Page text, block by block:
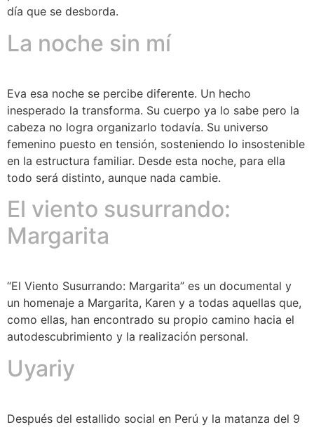
día que se desborda.
La noche sin mí
Eva esa noche se percibe diferente. Un hecho
inesperado la transforma. Su cuerpo ya lo sabe pero la
cabeza no logra organizarlo todavía. Su universo
femenino puesto en tensión, sosteniendo lo insostenible
en la estructura familiar. Desde esta noche, para ella
todo será distinto, aunque nada cambie.
El viento susurrando:
Margarita
“El Viento Susurrando: Margarita” es un documental y
un homenaje a Margarita, Karen y a todas aquellas que,
como ellas, han encontrado su propio camino hacia el
autodescubrimiento y la realización personal.
Uyariy
Después del estallido social en Perú y la matanza del 9